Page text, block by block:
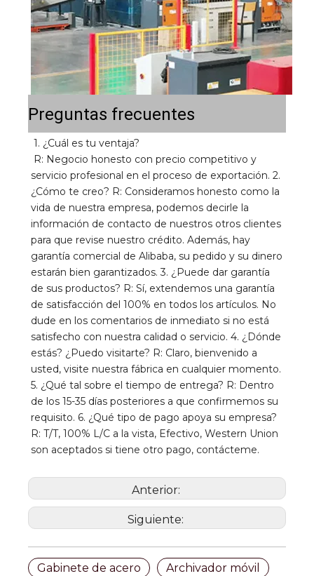
Preguntas frecuentes
1. ¿Cuál es tu ventaja?
R: Negocio honesto con precio competitivo y
servicio profesional en el proceso de exportación. 2.
¿Cómo te creo? R: Consideramos honesto como la
vida de nuestra empresa, podemos decirle la
información de contacto de nuestros otros clientes
para que revise nuestro crédito. Además, hay
garantía comercial de Alibaba, su pedido y su dinero
estarán bien garantizados. 3. ¿Puede dar garantía
de sus productos? R: Sí, extendemos una garantía
de satisfacción del 100% en todos los artículos. No
dude en los comentarios de inmediato si no está
satisfecho con nuestra calidad o servicio. 4. ¿Dónde
estás? ¿Puedo visitarte? R: Claro, bienvenido a
usted, visite nuestra fábrica en cualquier momento.
5. ¿Qué tal sobre el tiempo de entrega? R: Dentro
de los 15-35 días posteriores a que confirmemos su
requisito. 6. ¿Qué tipo de pago apoya su empresa?
R: T/T, 100% L/C a la vista, Efectivo, Western Union
son aceptados si tiene otro pago, contácteme.
Anterior:
Siguiente:
Gabinete de acero Archivador móvil